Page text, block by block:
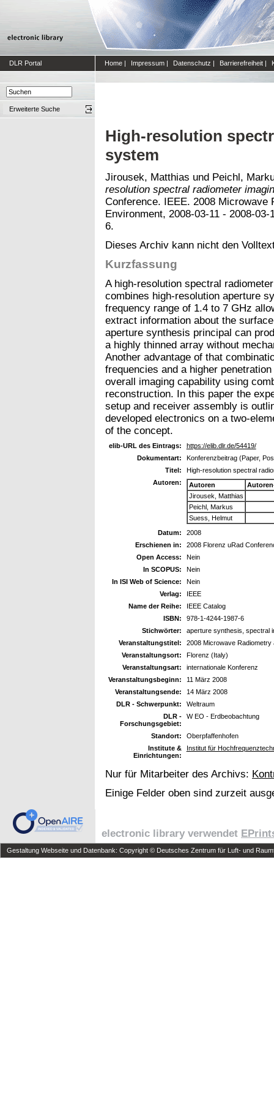
DLR Portal Home | Impressum | Datenschutz | Barrierefreiheit |
Erweiterte Suche
High-resolution
system
Jirousek, Matthias und Peichl,
resolution spectral radiometer
Conference. IEEE. 2008 Microwave
Environment, 2008-03-11 - 2008-
6.
Dieses Archiv kann nicht den
Kurzfassung
A high-resolution spectral
combines high-resolution aperture
frequency range of 1.4 to 7 GHz
extract information about the
aperture synthesis principal can
a highly thinned array without
Another advantage of that
frequencies and a higher
overall imaging capability using
reconstruction. In this paper the
setup and receiver assembly is
developed electronics on a two-
of the concept.
elib-URL des Eintrags:
https://elib.dlr.de/54419/
Dokumentart:
Konferenzbeitrag (Paper,
Titel:
High-resolution spectral
Autoren:
Autoren
Jirousek, Matthias
Peichl, Markus
Suess, Helmut
Datum:
2008
Erschienen in:
2008 Florenz uRad
Open Access:
Nein
In SCOPUS:
Nein
In ISI Web of Science:
Nein
Verlag:
IEEE
Name der Reihe:
IEEE Catalog
ISBN:
978-1-4244-1987-6
Stichwörter:
aperture synthesis, spectral
Veranstaltungstitel:
2008 Microwave Radiometry
Veranstaltungsort:
Florenz (Italy)
Veranstaltungsart:
internationale Konferenz
Veranstaltungsbeginn:
11 März 2008
Veranstaltungsende:
14 März 2008
DLR - Schwerpunkt:
Weltraum
DLR -
Forschungsgebiet:
W EO - Erdbeobachtung
Standort:
Oberpfaffenhofen
Institute &
Einrichtungen:
Institut für
Nur für Mitarbeiter des Archivs:
Einige Felder oben sind zurzeit
electronic library verwendet
Gestaltung Webseite und Datenbank: Copyright © Deutsches Zentrum für Luft- und